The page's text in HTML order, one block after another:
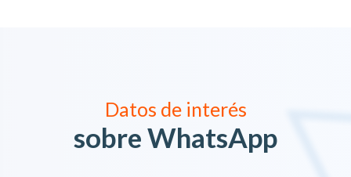
Datos de interés
sobre WhatsApp